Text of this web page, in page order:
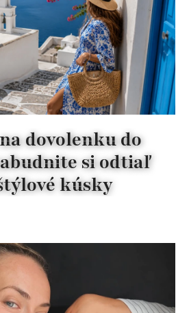
dovolenku do
si odtiaľ
kúsky